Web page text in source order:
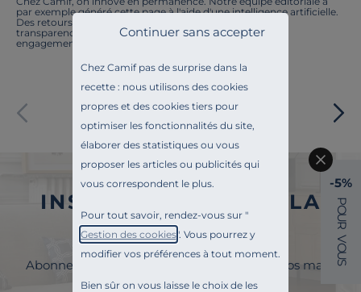
Chez Camif pas de surprise dans la
recette : nous utilisons des cookies
propres et des cookies tiers pour
optimiser les fonctionnalités du site,
élaborer des statistiques ou vous
proposer les articles ou publicités qui
vous correspondent le plus.
Pour tout savoir, rendez-vous sur "
Gestion des cookies". Vous pourrez y
modifier vos préférences à tout moment.
Bien sûr on vous laisse le choix de les
Continuer sans accepter
par exemple généré cette page à l'aide d'une intelligence artificielle.
Des retours ? Nous sommes à l'écoute. Tout comme la
transparence, l'amélioration continue fait partie de nos
engagements.
Paiement sécurisé
INSCRIVEZ-VOUS À LA
NEWSLETTER
Abonnez-vous à la newsletter et surveillez vos mails
pour profiter de 5% de remise !
-5%
P
O
U
R
V
O
U
S